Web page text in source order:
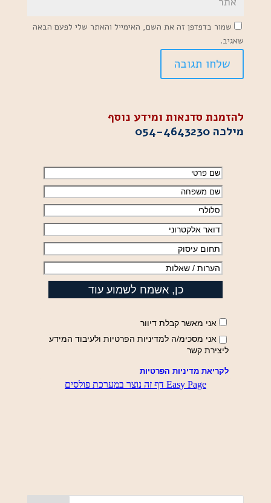
שמור בדפדפן זה את השם, האימייל והאתר שלי לפעם הבאה
שאגיב.
להזמנת סדנאות ומידע נוסף
מילכה 054-4643230